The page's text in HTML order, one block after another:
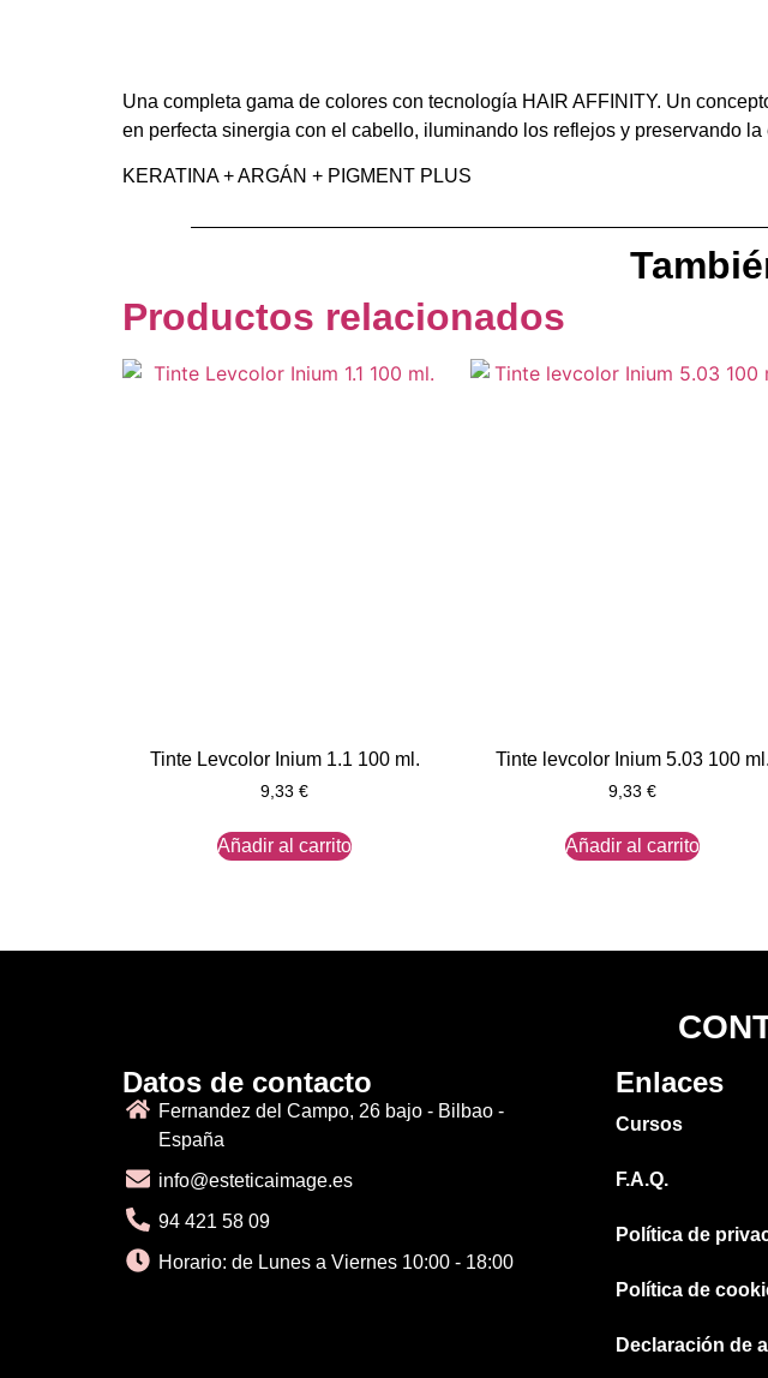
Una completa gama de colores con tecnología HAIR AFFINITY. Un
en perfecta sinergia con el cabello, iluminando los reflejos y preservando
KERATINA + ARGÁN + PIGMENT PLUS
Productos relacionados
Tinte Levcolor Inium 1.1 100 ml.
9,33 €
Añadir al carrito
Tinte levcolor Inium 5.03 100 ml.
9,33 €
Añadir al carrito
Datos de contacto
Fernandez del Campo, 26 bajo - Bilbao -
España
info@esteticaimage.es
94 421 58 09
Horario: de Lunes a Viernes 10:00 - 18:00
Enlaces
Cursos
F.A.Q.
Política de
Política de
Declaración de